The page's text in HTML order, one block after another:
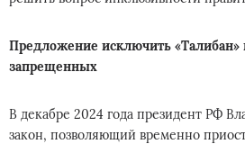
Предложение исключить «Талибан»
запрещенных
В декабре 2024 года президент РФ
закон, позволяющий временно